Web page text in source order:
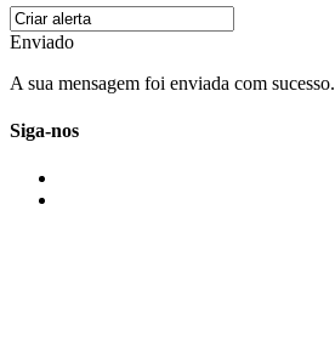
Enviado
A sua mensagem foi enviada com sucesso.
Siga-nos